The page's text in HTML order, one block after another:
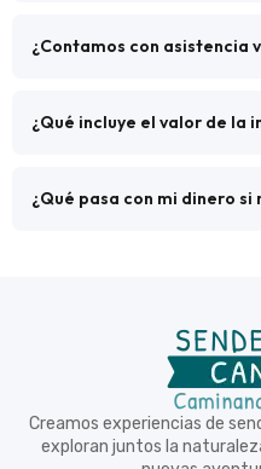
¿Contamos con asistencia
¿Qué incluye el valor de la
¿Qué pasa con mi dinero si
Creamos experiencias de
exploran juntos la